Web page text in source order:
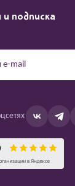
и подписка